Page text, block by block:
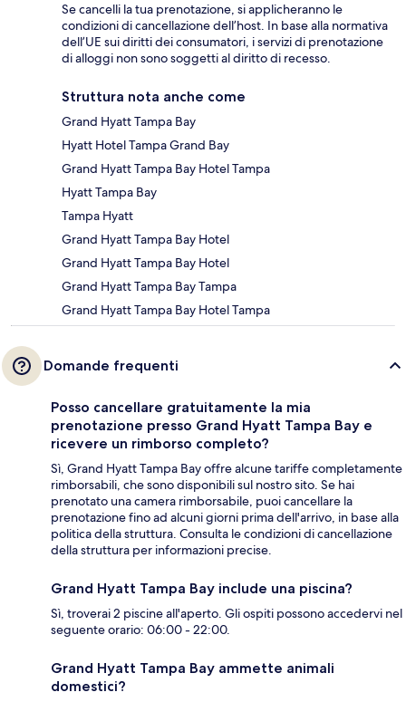
Se cancelli la tua prenotazione, si applicheranno le
condizioni di cancellazione dell’host. In base alla normativa
dell’UE sui diritti dei consumatori, i servizi di prenotazione
di alloggi non sono soggetti al diritto di recesso.
Struttura nota anche come
Grand Hyatt Tampa Bay
Hyatt Hotel Tampa Grand Bay
Grand Hyatt Tampa Bay Hotel Tampa
Hyatt Tampa Bay
Tampa Hyatt
Grand Hyatt Tampa Bay Hotel
Grand Hyatt Tampa Bay Hotel
Grand Hyatt Tampa Bay Tampa
Grand Hyatt Tampa Bay Hotel Tampa
Domande frequenti
Posso cancellare gratuitamente la mia
prenotazione presso Grand Hyatt Tampa Bay e
ricevere un rimborso completo?
Sì, Grand Hyatt Tampa Bay offre alcune tariffe completamente
rimborsabili, che sono disponibili sul nostro sito. Se hai
prenotato una camera rimborsabile, puoi cancellare la
prenotazione fino ad alcuni giorni prima dell'arrivo, in base alla
politica della struttura. Consulta le condizioni di cancellazione
della struttura per informazioni precise.
Grand Hyatt Tampa Bay include una piscina?
Sì, troverai 2 piscine all'aperto. Gli ospiti possono accedervi nel
seguente orario: 06:00 - 22:00.
Grand Hyatt Tampa Bay ammette animali
domestici?